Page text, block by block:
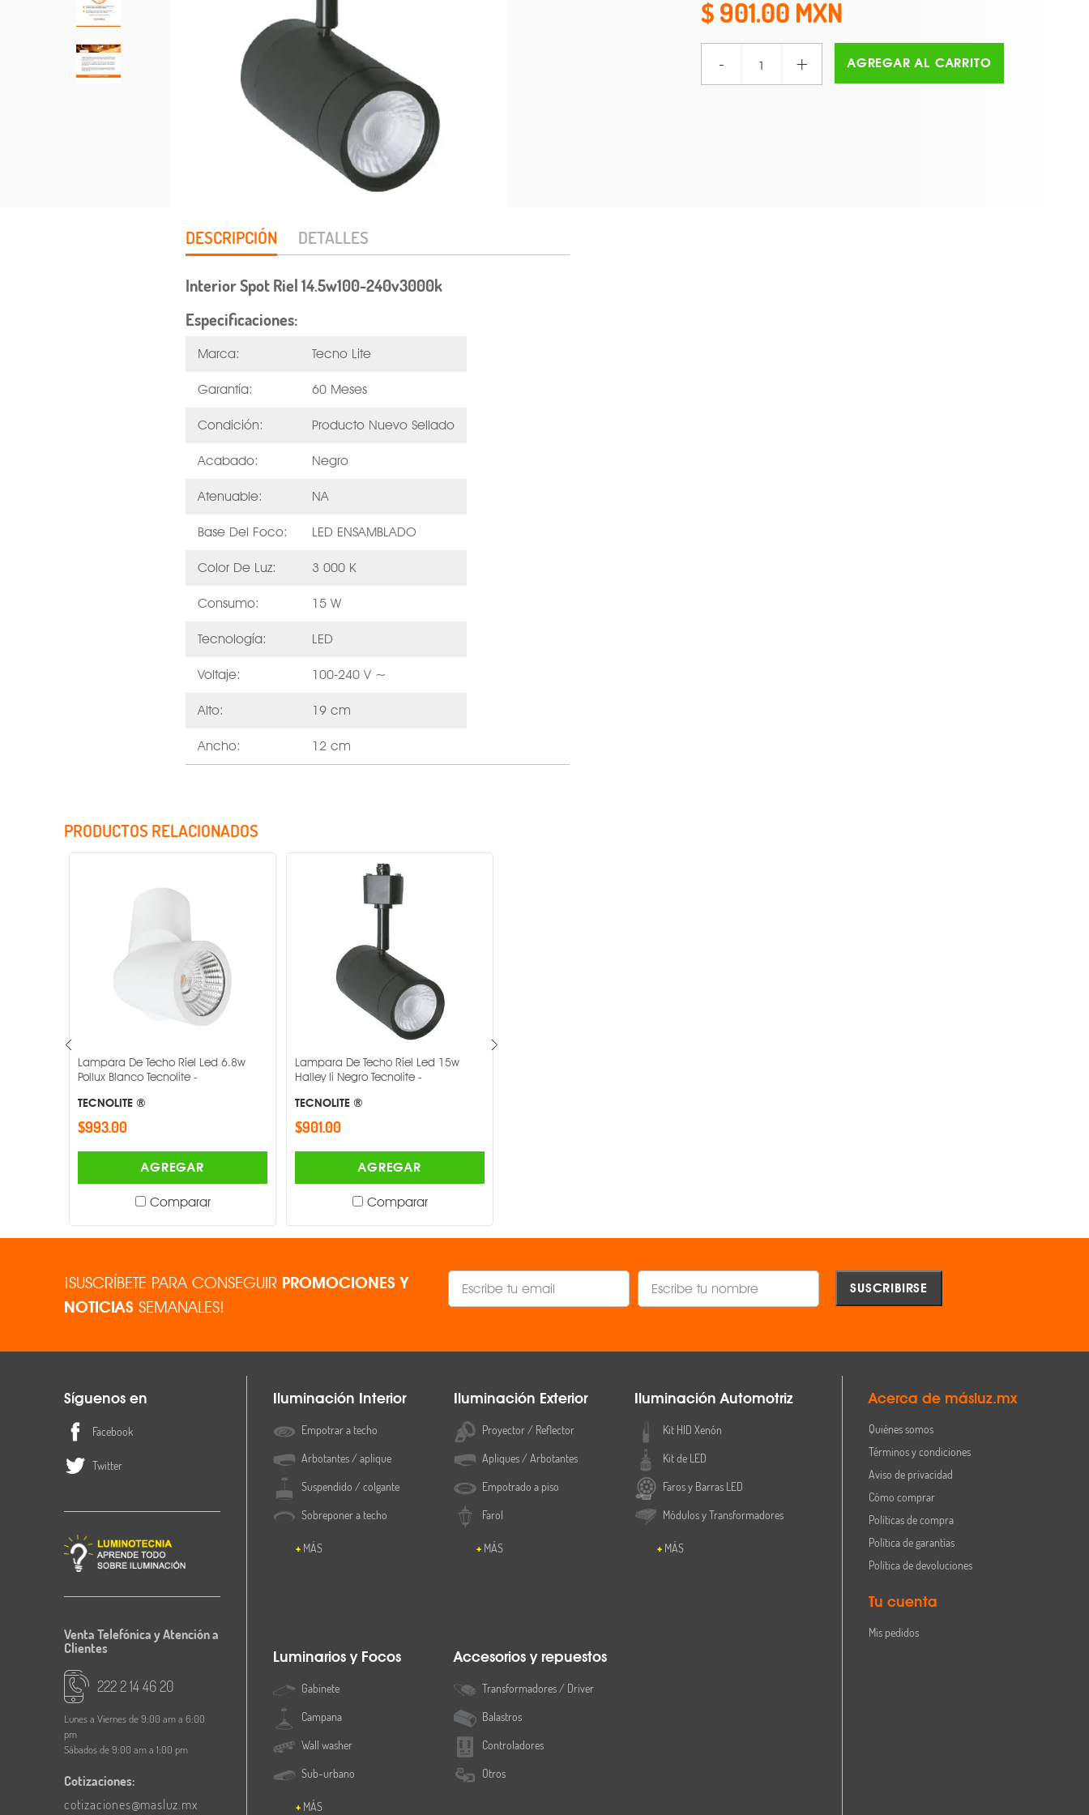
901.00
- + AGREGAR AL CARRITO
DESCRIPCIÓN DETALLES
Interior Spot Riel 14.5w100-240v3000k
Especificaciones:
Marca: Tecno Lite
Garantía: 60 Meses
Condición: Producto Nuevo Sellado
Acabado: Negro
Atenuable: NA
Base Del Foco: LED ENSAMBLADO
Color De Luz: 3 000 K
Consumo: 15 W
Tecnología: LED
Voltaje: 100-240 V ~
Alto: 19 cm
Ancho: 12 cm
Voltaje
Acabado
Base
Garantía
PRODUCTOS RELACIONADOS
Lampara De Techo Riel Led 6.8w
Pollux Blanco Tecnolite -
TECNOLITE ®
$993.00
AGREGAR
Comparar
Lampara De Techo Riel Led 15w
Halley Ii Negro Tecnolite -
TECNOLITE ®
$901.00
AGREGAR
Comparar
¡SUSCRÍBETE PARA CONSEGUIR PROMOCIONES Y
NOTICIAS SEMANALES!
Síguenos en
Facebook
Twitter
Venta Telefónica y Atención a
Clientes
222 2 14 46 20
Lunes a Viernes de 9:00 am a 6:00
pm
Sábados de 9:00 am a 1:00 pm
Cotizaciones:
cotizaciones@masluz.mx
Iluminación Interior
Empotrar a techo
Arbotantes / aplique
Suspendido / colgante
Sobreponer a techo
MÁS
Iluminación Exterior
Proyector / Reflector
Apliques / Arbotantes
Empotrado a piso
Farol
MÁS
Iluminación Automotriz
Kit HID Xenón
Kit de LED
Faros y Barras LED
Módulos y Transformadores
MÁS
Luminarios y Focos
Gabinete
Campana
Wall washer
Sub-urbano
MÁS
Accesorios y repuestos
Transformadores / Driver
Balastros
Controladores
Otros
Acerca de másluz.mx
Quiénes somos
Términos y condiciones
Aviso de privacidad
Cómo comprar
Políticas de compra
Política de garantías
Política de devoluciones
Tu cuenta
Mis pedidos